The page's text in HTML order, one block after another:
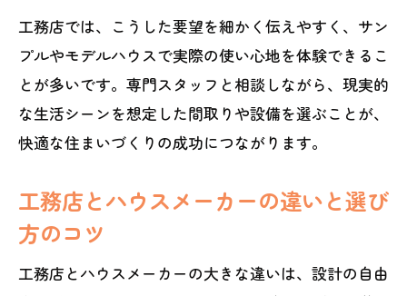
工務店では、こうした要望を細かく伝えやすく、サン
プルやモデルハウスで実際の使い心地を体験できるこ
とが多いです。専門スタッフと相談しながら、現実的
な生活シーンを想定した間取りや設備を選ぶことが、
快適な住まいづくりの成功につながります。
工務店とハウスメーカーの違いと選び
方のコツ
工務店とハウスメーカーの大きな違いは、設計の自由